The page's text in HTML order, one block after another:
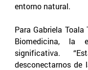
entorno natural.
Para Gabriela
Biomedicina, la
significativa.
desconectarnos de